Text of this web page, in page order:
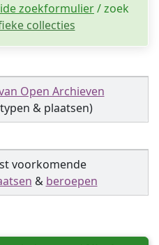
zoekformulier/ zoek
collecties
Open Archieven
& plaatsen)
voorkomende
& beroepen